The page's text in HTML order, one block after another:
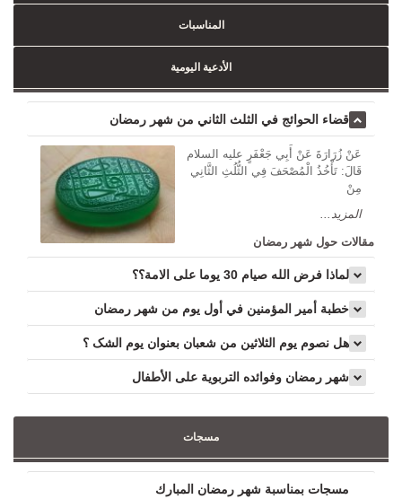
المناسبات
الأدعية اليومية
قضاء الحوائج في الثلث الثاني من شهر رمضان
عَنْ زُرَارَةَ عَنْ أَبِي جَعْفَرٍ علیه السلام
قَالَ: تَأْخُذُ الْمُصْحَفَ فِي الثُّلُثِ الثَّانِي
مِنْ
المزيد...
مقالات حول شهر رمضان
لماذا فرض الله صيام 30 يوما على الامة؟؟
خطبة أمير المؤمنين في أول يوم من شهر رمضان
هل نصوم یوم الثلاثین من شعبان بعنوان یوم الشک ؟
شهر رمضان وفوائده التربوية على الأطفال
مسجات
مسجات بمناسبة شهر رمضان المبارك